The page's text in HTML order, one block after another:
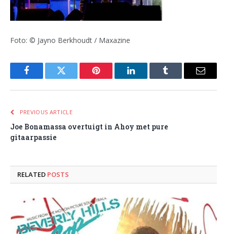
Foto: © Jayno Berkhoudt / Maxazine
FacebookTwitter Pinterest LinkedInTumblr Email
PREVIOUS ARTICLE
Joe Bonamassa overtuigt in Ahoy met pure
gitaarpassie
RELATED POSTS